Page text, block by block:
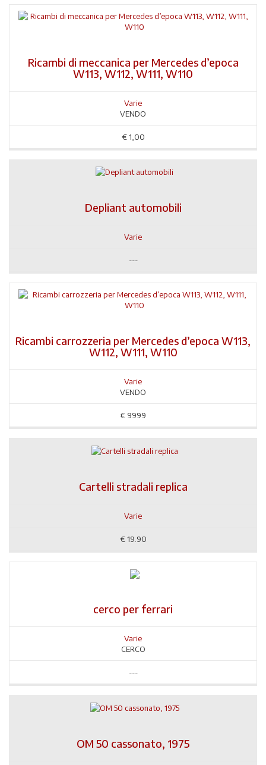
Ricambi di meccanica per Mercedes d’epoca
W113, W112, W111, W110
Varie
VENDO
€ 1,00
Depliant automobili
Varie
---
Ricambi carrozzeria per Mercedes d’epoca W113,
W112, W111, W110
Varie
VENDO
€ 9999
Cartelli stradali replica
Varie
€ 19.90
cerco per ferrari
Varie
CERCO
---
OM 50 cassonato, 1975